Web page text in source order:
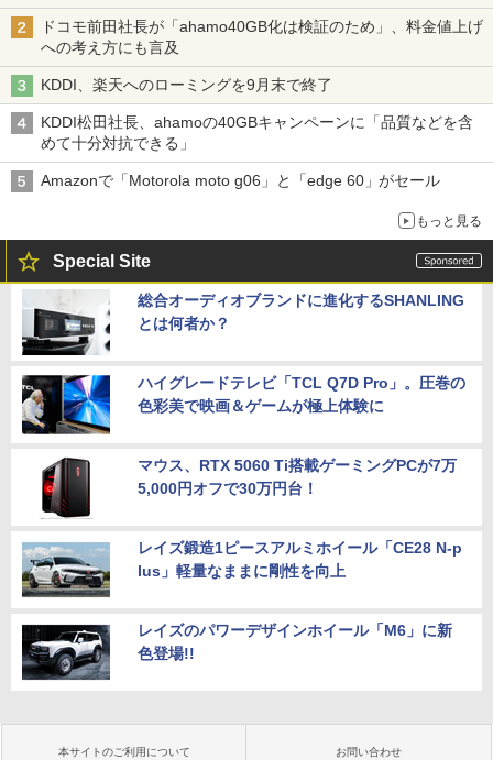
穴と楽天モバイルの課題
ドコモ前田社長が「ahamo40GB化は検証のため」、料金値上げ
への考え方にも言及
KDDI、楽天へのローミングを9月末で終了
KDDI松田社長、ahamoの40GBキャンペーンに「品質などを含
めて十分対抗できる」
Amazonで「Motorola moto g06」と「edge 60」がセール
もっと見る
Special Site
総合オーディオブランドに進化するSHANLING
とは何者か？
ハイグレードテレビ「TCL Q7D Pro」。圧巻の
色彩美で映画＆ゲームが極上体験に
マウス、RTX 5060 Ti搭載ゲーミングPCが7万
5,000円オフで30万円台！
レイズ鍛造1ピースアルミホイール「CE28 N-p
lus」軽量なままに剛性を向上
レイズのパワーデザインホイール「M6」に新
色登場!!
本サイトのご利用について お問い合わせ